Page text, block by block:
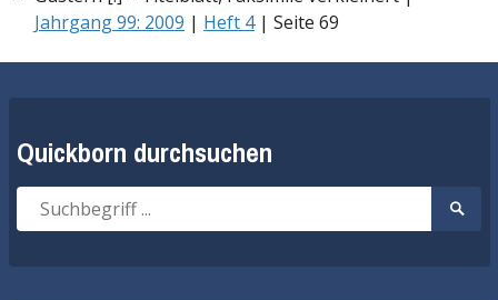
Jahrgang 99: 2009 | Heft 4| Seite 69
Quickborn durchsuchen
Suche
nach:
Suche